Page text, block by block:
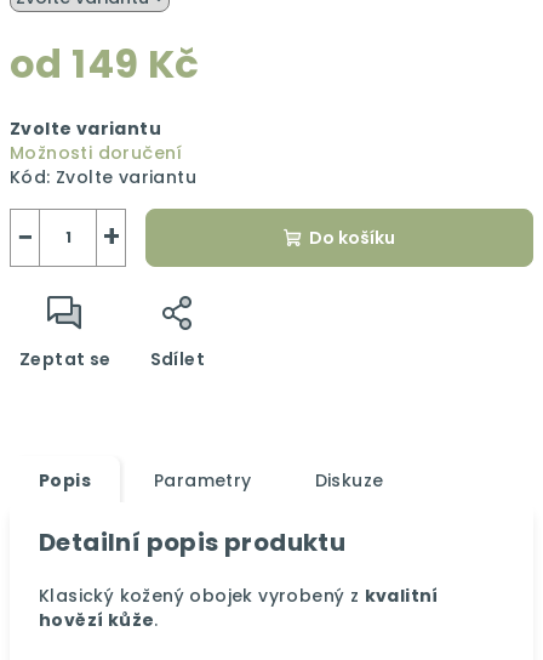
od 149 Kč
cena:
Zvolte variantu
Možnosti doručení
Kód: Zvolte variantu
+
− Do košíku
Zeptat se Sdílet
Popis Parametry Diskuze
Detailní popis produktu
Klasický kožený obojek vyrobený z kvalitní
hovězí kůže.